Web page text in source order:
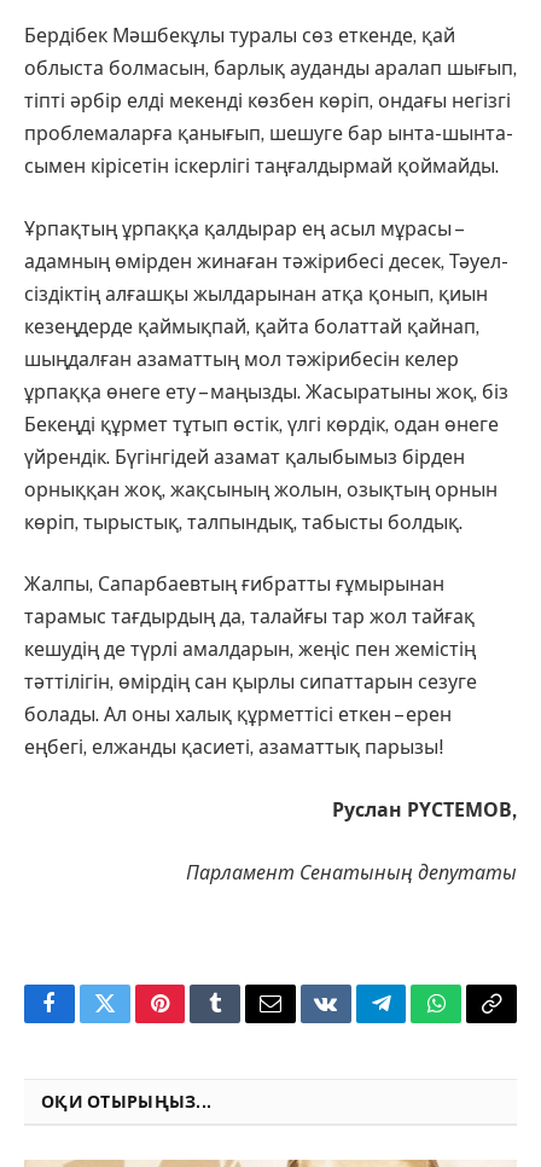
Бердібек Мәшбекұлы туралы сөз еткенде, қай
облыста болмасын, барлық ауданды аралап шығып,
тіпті әрбір елді мекенді көзбен көріп, ондағы негізгі
проблемаларға қанығып, шешуге бар ынта-шынта­
сымен кірісетін іскерлігі таңғал­дырмай қоймайды.
Ұрпақтың ұрпаққа қалдырар ең асыл мұрасы –
адамның өмірден жинаған тәжірибесі десек, Тәуел­
сіздіктің алғашқы жылдарынан атқа қонып, қиын
кезеңдерде қаймық­пай, қайта болаттай қайнап,
шың­далған азаматтың мол тәжірибесін келер
ұрпаққа өнеге ету – маңызды. Жасыратыны жоқ, біз
Бекеңді құр­мет тұтып өстік, үлгі көрдік, одан өнеге
үйрендік. Бүгінгідей азамат қалыбымыз бірден
орныққан жоқ, жақсының жолын, озықтың орнын
көріп, тырыстық, талпындық, та­бысты болдық.
Жалпы, Сапарбаевтың ғибратты ғұмырынан
тарамыс тағдырдың да, талайғы тар жол тайғақ
кешудің де түрлі амалдарын, жеңіс пен жемістің
тәттілігін, өмірдің сан қырлы сипат­тарын сезуге
болады. Ал оны халық құрметтісі еткен – ерен
еңбегі, ел­жанды қасиеті, азаматтық парызы!
Руслан РҮСТЕМОВ,
Парламент Сенатының депутаты
FacebookTwitterPinterestTumblrEmailVKontakteTelegramWhatsApp
Copy
ОҚИ ОТЫРЫҢЫЗ...